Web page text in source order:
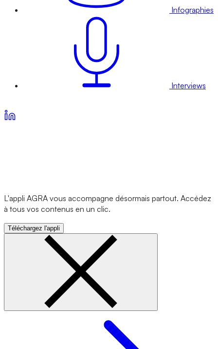
Infographies
Interviews
L'appli AGRA vous accompagne désormais partout. Accédez
à tous vos contenus en un clic.
Téléchargez l'appli